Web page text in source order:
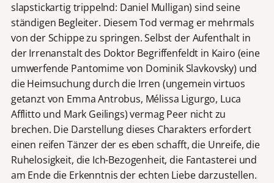
slapstickartig trippelnd: Daniel Mulligan) sind seine
ständigen Begleiter. Diesem Tod vermag er mehrmals
von der Schippe zu springen. Selbst der Aufenthalt in
der Irrenanstalt des Doktor Begriffenfeldt in Kairo (eine
umwerfende Pantomime von Dominik Slavkovsky) und
die Heimsuchung durch die Irren (ungemein virtuos
getanzt von Emma Antrobus, Mélissa Ligurgo, Luca
Afflitto und Mark Geilings) vermag Peer nicht zu
brechen. Die Darstellung dieses Charakters erfordert
einen reifen Tänzer der es eben schafft, die Unreife, die
Ruhelosigkeit, die Ich-Bezogenheit, die Fantasterei und
am Ende die Erkenntnis der echten Liebe darzustellen.